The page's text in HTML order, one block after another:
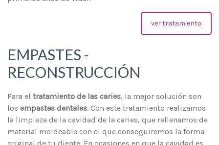
ver tratamiento
EMPASTES -
RECONSTRUCCIÓN
Para el tratamiento de las caries , la mejor solución son
los
empastes dentales . Con este tratamiento realizamos
la limpieza de la cavidad de la caries, que rellenamos de
material moldeable con el que conseguiremos la forma
original de tu diente. En ocasiones en que la cavidad es